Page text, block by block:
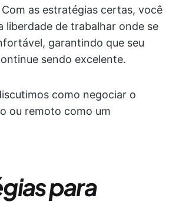
as estratégias certas, você
liberdade de trabalhar onde se
garantindo que seu
sendo excelente.
como negociar o
ou remoto como um
para